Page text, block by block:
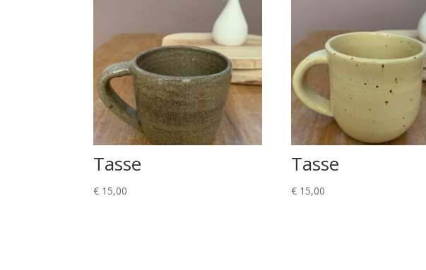
Tasse
€ 15,00
Tasse
€ 15,00